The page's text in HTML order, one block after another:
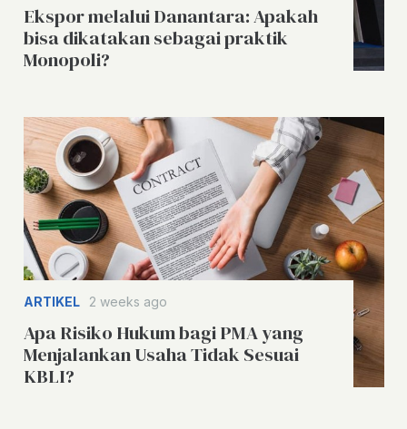
Ekspor melalui Danantara: Apakah
bisa dikatakan sebagai praktik
Monopoli?
ARTIKEL 2 weeks ago
Apa Risiko Hukum bagi PMA yang
Menjalankan Usaha Tidak Sesuai
KBLI?